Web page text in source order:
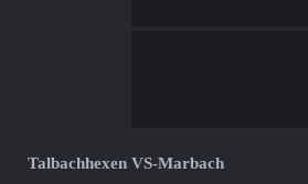
Talbachhexen VS-Marbach